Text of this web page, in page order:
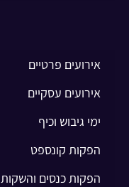
אירועים פרטיים
אירועים עסקיים
ימי גיבוש וכיף
הפקות קונספט
הפקות כנסים והשקות